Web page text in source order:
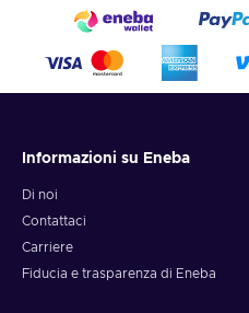
Informazioni su Eneba
Di noi
Contattaci
Carriere
Fiducia e trasparenza di Eneba